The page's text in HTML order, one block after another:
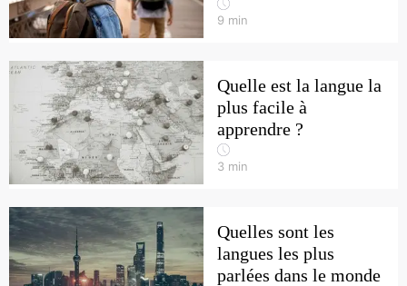
9 min
Quelle est la langue la
plus facile à
apprendre ?
3 min
Quelles sont les
langues les plus
parlées dans le monde